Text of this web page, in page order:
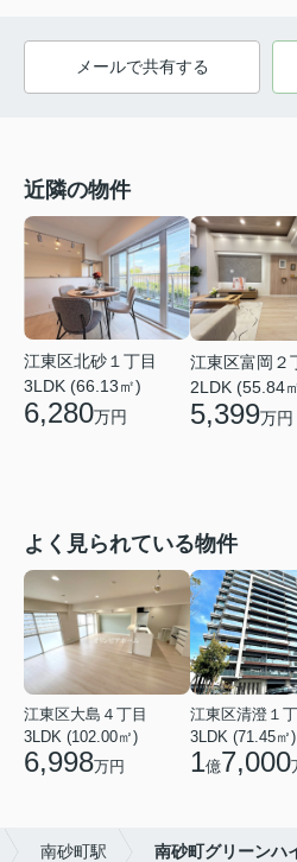
メールで共有する
近隣の物件
江東区北砂１丁目
3LDK (66.13㎡)
6,280万円
江東区富岡２
2LDK (55.84
5,399万円
よく見られている物件
江東区大島４丁目
3LDK (102.00㎡)
6,998万円
江東区清澄１
3LDK (71.45㎡)
1億7,000
南砂町駅 南砂町グリーン